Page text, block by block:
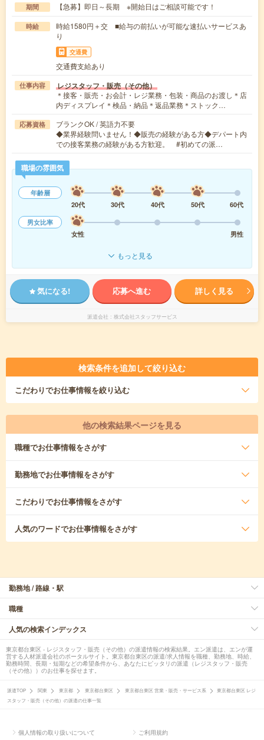
期間 【急募】即日～長期 ※開始日はご相談可能です！
時給
時給1580円＋交 ■給与の前払いが可能な速払いサービスあ
り
交通費
交通費支給あり
仕事内容 レジスタッフ・販売（その他）
＊接客・販売・お会計・レジ業務・包装・商品のお渡し＊店
内ディスプレイ＊検品・納品＊返品業務＊ストック…
応募資格
ブランクOK / 英語力不要
◆業界経験問いません！◆販売の経験がある方◆デパート内
での接客業務の経験がある方歓迎。 #初めての派…
職場の雰囲気
年齢層
20代
30代 40代 50代
60代
男女比率
女性
男性
もっと見る
気になる! 応募へ進む 詳しく見る
派遣会社 株式会社スタッフサービス
検索条件を追加して絞り込む
こだわりでお仕事情報を絞り込む
他の検索結果ページを見る
職種でお仕事情報をさがす
勤務地でお仕事情報をさがす
こだわりでお仕事情報をさがす
人気のワードでお仕事情報をさがす
勤務地 / 路線・駅
職種
人気の検索インデックス
東京都台東区 - レジスタッフ・販売（その他）の派遣情報の検索結果。エン派遣は、エンが運
営する人材派遣会社のポータルサイト。東京都台東区の派遣/求人情報を職種、勤務地、時給、
勤務時間、長期・短期などの希望条件から、あなたにピッタリの派遣（レジスタッフ・販売
（その他））のお仕事を探せます。
派遣TOP 関東 東京都 東京都台東区 東京都台東区 営業・販売・サービス系
東京都台東区 レジ
スタッフ・販売（その他）の派遣の仕事一覧
個人情報の取り扱いについて ご利用規約